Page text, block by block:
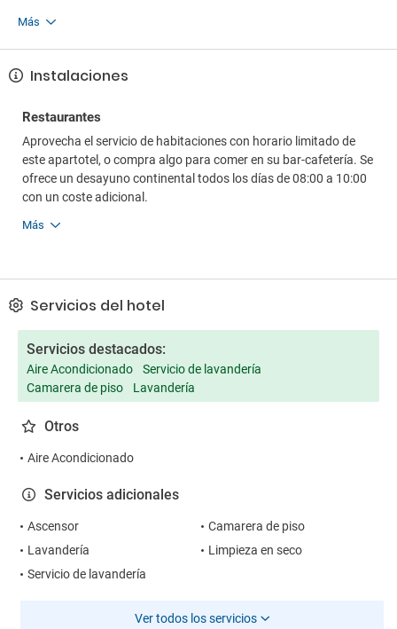
Más
Instalaciones
Restaurantes
Aprovecha el servicio de habitaciones con horario limitado de
este apartotel, o compra algo para comer en su bar-cafetería. Se
ofrece un desayuno continental todos los días de 08:00 a 10:00
con un coste adicional.
Más
Servicios del hotel
Servicios destacados:
Aire Acondicionado
Servicio de lavandería
Camarera de piso
Lavandería
Otros
Aire Acondicionado
Servicios adicionales
Ascensor
Camarera de piso
Lavandería
Limpieza en seco
Servicio de lavandería
Ver todos los servicios